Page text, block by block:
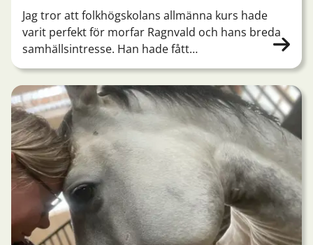
Jag tror att folkhögskolans allmänna kurs hade
varit perfekt för morfar Ragnvald och hans breda
samhällsintresse. Han hade fått…